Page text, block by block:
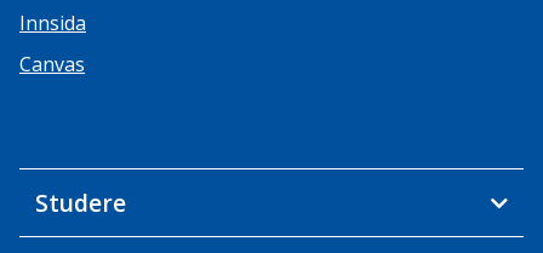
Innsida
Canvas
Studere